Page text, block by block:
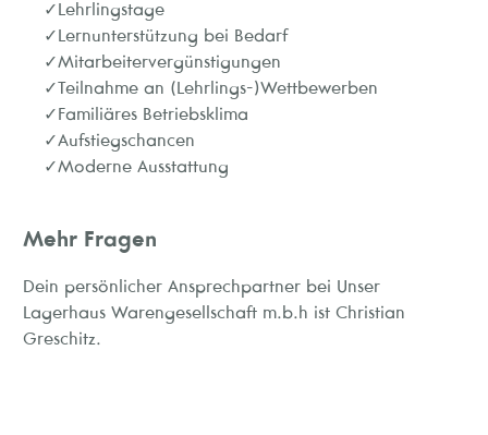
Lehrlingstage
Lernunterstützung bei Bedarf
Mitarbeitervergünstigungen
Teilnahme an (Lehrlings-)Wettbewerben
Familiäres Betriebsklima
Aufstiegschancen
Moderne Ausstattung
Mehr Fragen
Dein persönlicher Ansprechpartner bei Unser
Lagerhaus Warengesellschaft m.b.h ist Christian
Greschitz.